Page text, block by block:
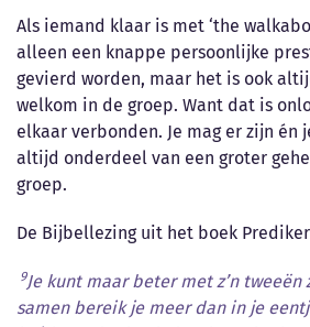
Als iemand klaar is met ‘the
alleen een knappe persoonlijke
gevierd worden, maar het is ook
welkom in de groep. Want dat is
elkaar verbonden. Je mag er zijn
altijd onderdeel van een groter
groep.
De Bijbellezing uit het boek
9Je kunt maar beter met z’n
samen bereik je meer dan in je